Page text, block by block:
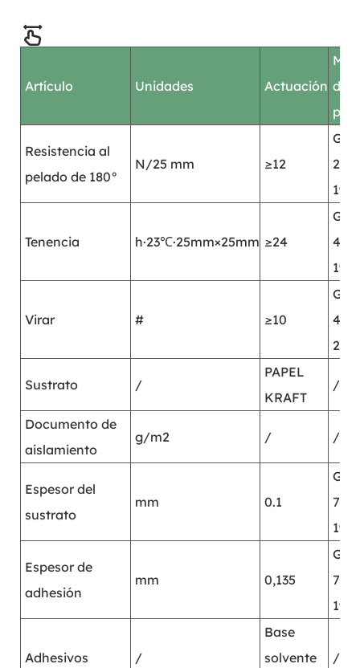
Artículo Unidades Actuación de
Resistencia al
pelado de 180°
N/25 mm ≥12
GB/
1998
Tenencia h·23℃·25mm×25mm ≥24
GB/
1998
Virar # ≥10
GB/
Sustrato /
PAPEL
KRAFT
/
Documento de
aislamiento
g/m2 / /
Espesor del
sustrato
mm 0.1
GB/
1999
Espesor de
adhesión
mm 0,135
GB/
1999
Adhesivos /
Base
solvente
/